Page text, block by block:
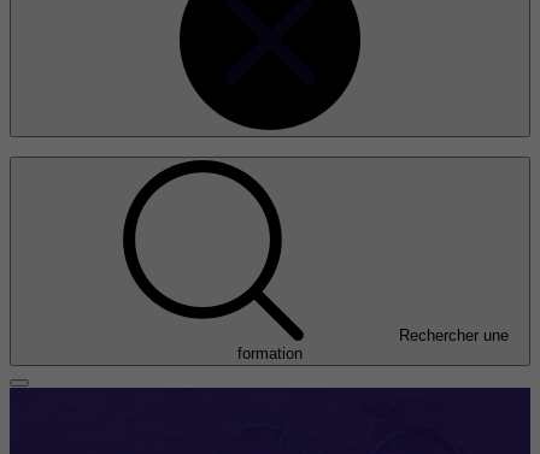
Rechercher une
formation